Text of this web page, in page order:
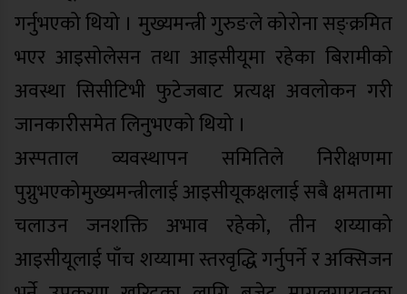
गर्नुभएको थियो । मुख्यमन्त्री गुरुङले कोरोना सङ्क्रमित
भएर आइसोलेसन तथा आइसीयूमा रहेका बिरामीको
अवस्था सिसीटिभी फुटेजबाट प्रत्यक्ष अवलोकन गरी
जानकारीसमेत लिनुभएको थियो ।
अस्पताल व्यवस्थापन समितिले निरीक्षणमा
पुग्नुभएकोमुख्यमन्त्रीलाई आइसीयूकक्षलाई सबै क्षमतामा
चलाउन जनशक्ति अभाव रहेको, तीन शय्याको
आइसीयूलाई पाँच शय्यामा स्तरवृद्धि गर्नुपर्ने र अक्सिजन